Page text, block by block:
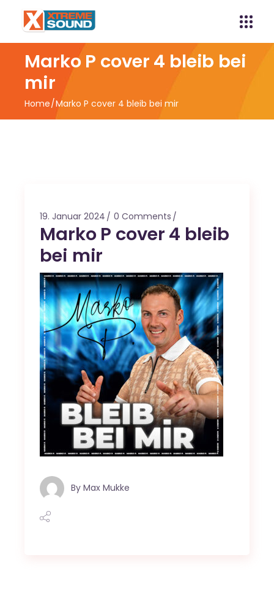
Marko P cover 4 bleib bei
mir
Home Marko P cover 4 bleib bei mir
19. Januar 2024 0 Comments
Marko P cover 4 bleib
bei mir
By Max Mukke